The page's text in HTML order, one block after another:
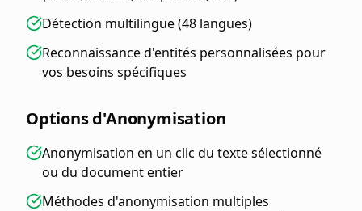
Détection multilingue (48 langues)
Reconnaissance d'entités personnalisées pour
vos besoins spécifiques
Options d'Anonymisation
Anonymisation en un clic du texte sélectionné
ou du document entier
Méthodes d'anonymisation multiples